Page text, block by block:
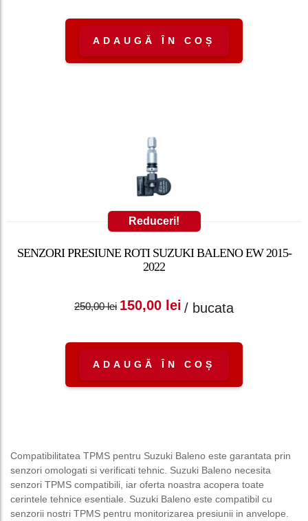
ADAUGĂ ÎN COȘ
Reduceri!
SENZORI PRESIUNE ROTI SUZUKI BALENO EW 2015-
2022
250,00lei
Prețul inițial a fost:
150,00 lei
Prețul curent
/ bucata
ADAUGĂ ÎN COȘ
Compatibilitatea TPMS pentru Suzuki Baleno este garantata prin
senzori omologati si verificati tehnic. Suzuki Baleno necesita
senzori TPMS compatibili, iar oferta noastra acopera toate
cerintele tehnice esentiale. Suzuki Baleno este compatibil cu
senzorii nostri TPMS pentru monitorizarea presiunii in anvelope.